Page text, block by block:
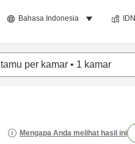
Bahasa Indonesia IDN
tamu per kamar • 1 kamar
Mengapa Anda melihat hasil ini